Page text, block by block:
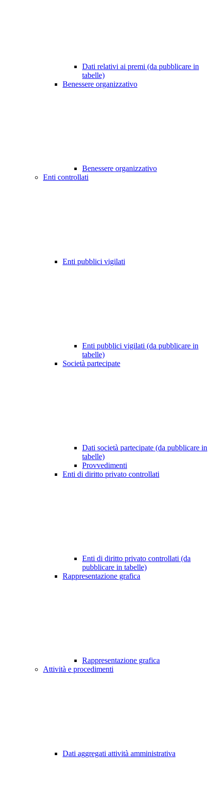
Dati relativi ai premi (da pubblicare in
tabelle)
Benessere organizzativo
Benessere organizzativo
Enti controllati
Enti pubblici vigilati
Enti pubblici vigilati (da pubblicare in
tabelle)
Società partecipate
Dati società partecipate (da pubblicare in
tabelle)
Provvedimenti
Enti di diritto privato controllati
Enti di diritto privato controllati (da
pubblicare in tabelle)
Rappresentazione grafica
Rappresentazione grafica
Attività e procedimenti
Dati aggregati attività amministrativa